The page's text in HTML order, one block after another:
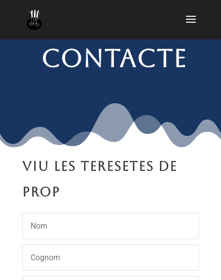
contacte
VIU LES TERESETES DE
PROP